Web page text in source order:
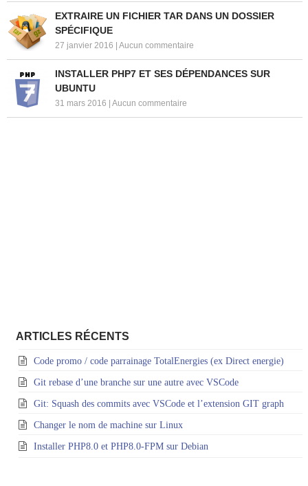
EXTRAIRE UN FICHIER TAR DANS UN DOSSIER
SPÉCIFIQUE
27 janvier 2016 | Aucun commentaire
INSTALLER PHP7 ET SES DÉPENDANCES SUR
UBUNTU
31 mars 2016 | Aucun commentaire
ARTICLES RÉCENTS
Code promo / code parrainage TotalEnergies (ex Direct energie)
Git rebase d’une branche sur une autre avec VSCode
Git: Squash des commits avec VSCode et l’extension GIT graph
Changer le nom de machine sur Linux
Installer PHP8.0 et PHP8.0-FPM sur Debian